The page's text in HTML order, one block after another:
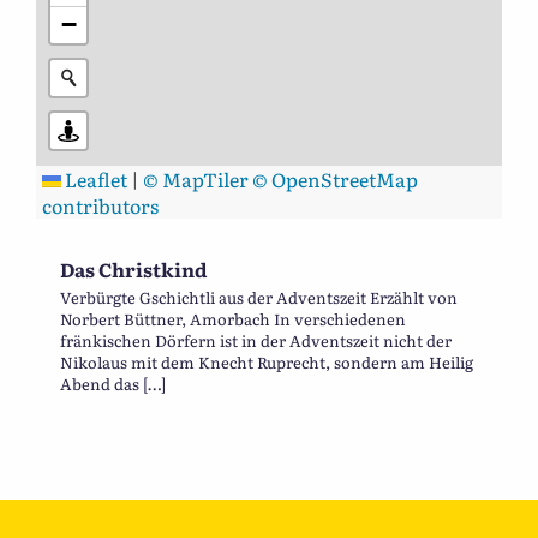
−
Leaflet | © MapTiler© OpenStreetMap
contributors
Das Christkind
Verbürgte Gschichtli aus der Adventszeit Erzählt von
Norbert Büttner, Amorbach In verschiedenen
fränkischen Dörfern ist in der Adventszeit nicht der
Nikolaus mit dem Knecht Ruprecht, sondern am Heilig
Abend das […]